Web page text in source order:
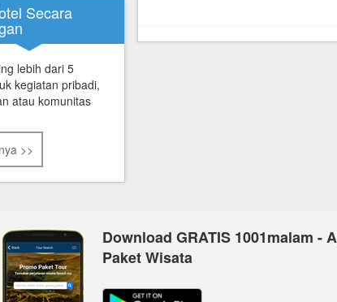
Secara
lebih dari 5
kegiatan pribadi,
atau komunitas
>>
Download GRATIS 1001malam -
Paket Wisata